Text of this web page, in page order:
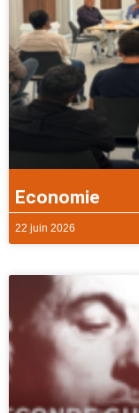
Economie
22 juin 2026